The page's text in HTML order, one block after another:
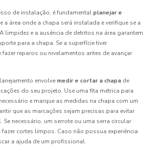
de instalação, é fundamental planejar e
a área onde a chapa será instalada e verifique se a
limpidez e a ausência de detritos na área garantem
para a chapa. Se a superfície tiver
fazer reparos ou nivelamentos antes de avançar
envolve medir e cortar a chapa de
do seu projeto. Use uma fita métrica para
e marque as medidas na chapa com um
que as marcações sejam precisas para evitar
Se necessário, um serrote ou uma serra circular
cortes limpos. Caso não possua experiência
a ajuda de um profissional.